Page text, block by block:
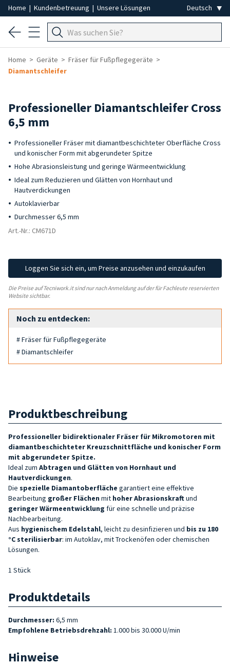
Home | Kundenbetreuung | Unsere Lösungen
Home Geräte
Fräser für Fußpflegegeräte
Diamantschleifer
Professioneller Diamantschleifer Cross
6,5 mm
Professioneller Fräser mit diamantbeschichteter Oberfläche Cross
und konischer Form mit abgerundeter Spitze
Hohe Abrasionsleistung und geringe Wärmeentwicklung
Ideal zum Reduzieren und Glätten von Hornhaut und
Hautverdickungen
Autoklavierbar
Durchmesser 6,5 mm
Art.-Nr.: CM671D
Loggen Sie sich ein, um Preise anzusehen und einzukaufen
Die Preise auf Tecniwork.it sind nur nach Anmeldung auf der für Fachleute reservierten
Website sichtbar.
Noch zu entdecken:
# Fräser für Fußpflegegeräte
# Diamantschleifer
Produktbeschreibung
Professioneller bidirektionaler Fräser für Mikromotoren mit
diamantbeschichteter Kreuzschnittfläche und konischer Form
mit abgerundeter Spitze.
Ideal zum Abtragen und Glätten von Hornhaut und
Hautverdickungen.
Die spezielle Diamantoberfläche garantiert eine effektive
Bearbeitung großer Flächen mit hoher Abrasionskraftund
geringer Wärmeentwicklung für eine schnelle und präzise
Nachbearbeitung.
Aus hygienischem Edelstahl, leicht zu desinfizieren und bis zu 180
°C sterilisierbar: im Autoklav, mit Trockenöfen oder chemischen
Lösungen.
1 Stück
Produktdetails
Durchmesser: 6,5 mm
Empfohlene Betriebsdrehzahl: 1.000 bis 30.000 U/min
Hinweise